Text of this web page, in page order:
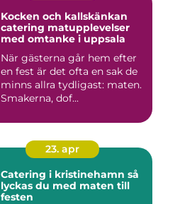
Kocken och kallskänkan
catering matupplevelser
med omtanke i uppsala
När gästerna går hem efter
en fest är det ofta en sak de
minns allra tydligast: maten.
Smakerna, dof...
23. apr
Catering i kristinehamn så
lyckas du med maten till
festen